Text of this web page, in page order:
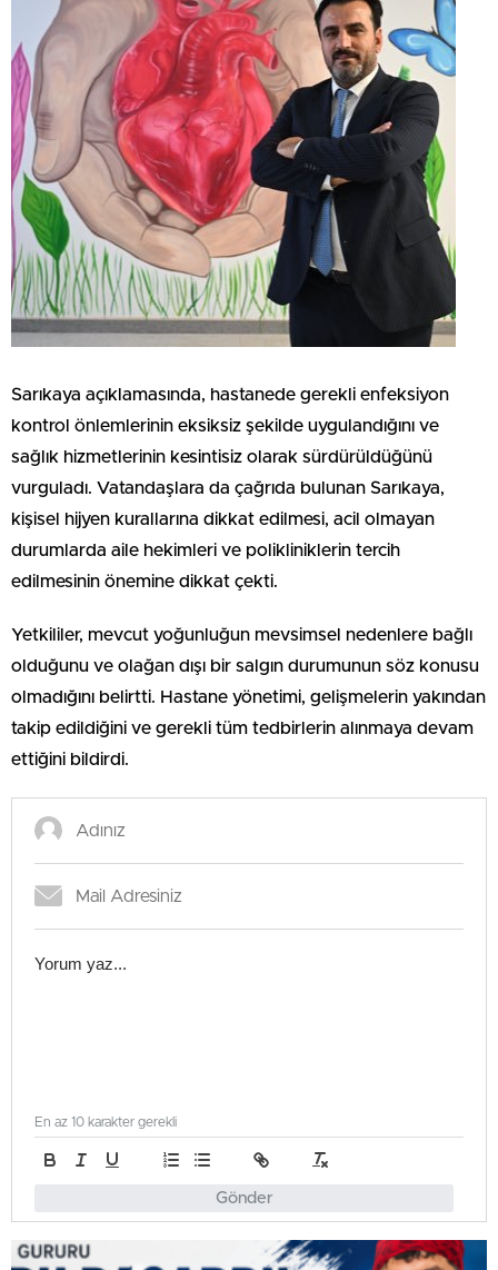
Sarıkaya açıklamasında, hastanede gerekli enfeksiyon
kontrol önlemlerinin eksiksiz şekilde uygulandığını ve
sağlık hizmetlerinin kesintisiz olarak sürdürüldüğünü
vurguladı. Vatandaşlara da çağrıda bulunan Sarıkaya,
kişisel hijyen kurallarına dikkat edilmesi, acil olmayan
durumlarda aile hekimleri ve polikliniklerin tercih
edilmesinin önemine dikkat çekti.
Yetkililer, mevcut yoğunluğun mevsimsel nedenlere bağlı
olduğunu ve olağan dışı bir salgın durumunun söz konusu
olmadığını belirtti. Hastane yönetimi, gelişmelerin yakından
takip edildiğini ve gerekli tüm tedbirlerin alınmaya devam
ettiğini bildirdi.
Gönder
En az 10 karakter gerekli